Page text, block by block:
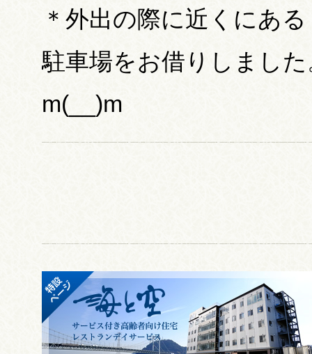
＊外出の際に近くにあ
駐車場をお借りしまし
m(__)m